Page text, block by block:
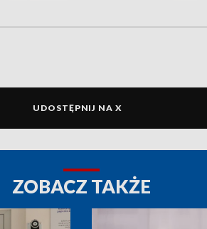
UDOSTĘPNIJ NA X
ZOBACZ TAKŻE